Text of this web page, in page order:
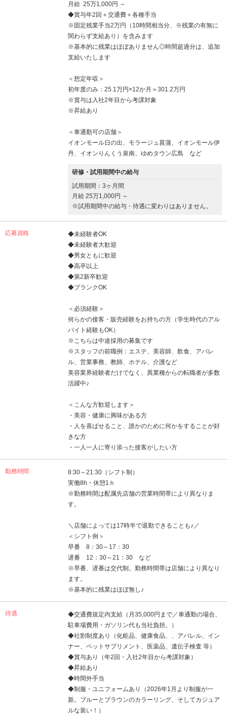
月給 25万1,000円 ～
◆賞与年2回＋交通費＋各種手当
※固定残業手当2万円（10時間相当分、※残業の有無に
関わらず支給あり）を含みます
※基本的に残業はほぼありません◎時間超過分は、追加
支給いたします
＜想定年収＞
初年度のみ：25.1万円×12か月＝301.2万円
※賞与は入社2年目から考課対象
※昇給あり
＜車通勤可の店舗＞
イオンモール日の出、モラージュ菖蒲、イオンモール伊
丹、イオンりんくう泉南、ゆめタウン広島 など
研修・試用期間中の給与
試用期間：3ヶ月間
月給 25万1,000円 ～
※試用期間中の給与・待遇に変わりはありません。
応募資格
◆未経験者OK
◆未経験者大歓迎
◆男女ともに歓迎
◆高卒以上
◆第2新卒歓迎
◆ブランクOK
＜必須経験＞
何らかの接客・販売経験をお持ちの方（学生時代のアル
バイト経験もOK）
※こちらは中途採用の募集です
※スタッフの前職例：エステ、美容師、飲食、アパレ
ル、営業事務、教師、ホテル、介護など
美容業界経験者だけでなく、異業種からの転職者が多数
活躍中♪
＜こんな方歓迎します＞
・美容・健康に興味がある方
・人を喜ばせること、誰かのために何かをすることが好
きな方
・一人一人に寄り添った接客がしたい方
勤務時間
8:30～21:30（シフト制）
実働8h・休憩1ｈ
※勤務時間は配属先店舗の営業時間帯により異なりま
す。
＼店舗によっては17時半で退勤できることも♪／
＜シフト例＞
早番 8：30～17：30
遅番 12：30～21：30 など
※早番、遅番は交代制。勤務時間帯は店舗により異なり
ます。
※基本的に残業はほぼ無し♪
待遇
◆交通費規定内支給（月35,000円まで／車通勤の場合、
駐車場費用・ガソリン代も当社負担。）
◆社割制度あり（化粧品、健康食品、、アパレル、イン
ナー、ペットサプリメント、医薬品、遺伝子検査 等）
◆賞与あり（年2回・入社2年目から考課対象）
◆昇給あり
◆時間外手当
◆制服・ユニフォームあり（2026年1月より制服が一
新。ブルーとブラウンのカラーリング、そしてカジュア
ルな装い！）